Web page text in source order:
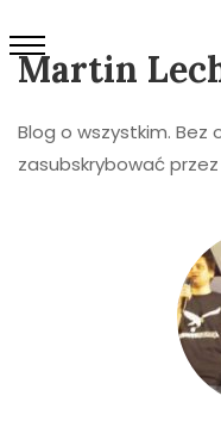
Martin
Blog o wszystkim. Bez
zasubskrybować przez